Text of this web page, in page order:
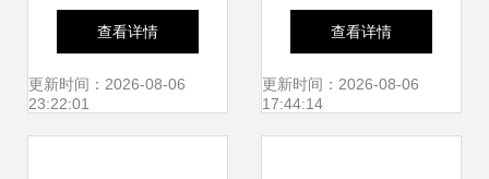
造业电子元器件图
文解释（最全，没
查看详情
更新时间：2026-08-06
23:22:01
赖——聚英1B系列
4芯金属连接器图
查看详情
更新时间：2026-08-06
17:44:14